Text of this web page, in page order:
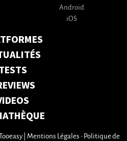
Android
iOS
Mentions Légales • Politique de